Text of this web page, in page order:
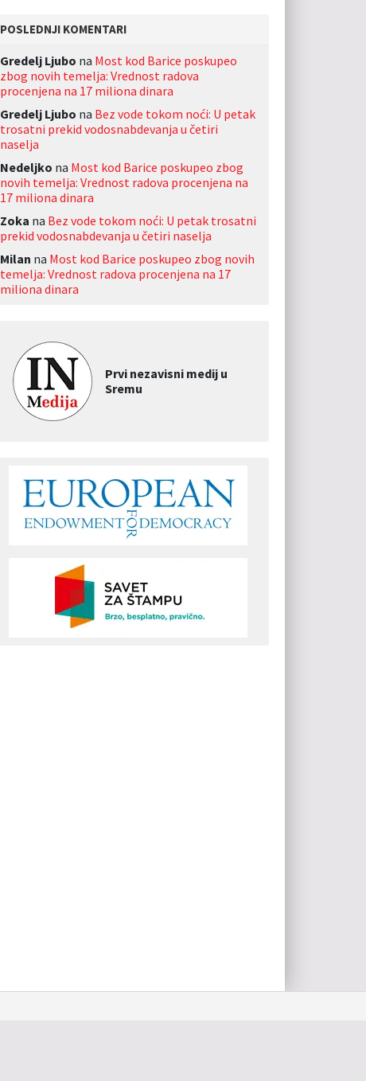
POSLEDNJI KOMENTARI
Gredelj Ljubo na Most kod Barice poskupeo
zbog novih temelja: Vrednost radova
procenjena na 17 miliona dinara
Gredelj Ljubo na Bez vode tokom noći: U petak
trosatni prekid vodosnabdevanja u četiri
naselja
Nedeljko na Most kod Barice poskupeo zbog
novih temelja: Vrednost radova procenjena na
17 miliona dinara
Zoka na Bez vode tokom noći: U petak trosatni
prekid vodosnabdevanja u četiri naselja
Milan na Most kod Barice poskupeo zbog novih
temelja: Vrednost radova procenjena na 17
miliona dinara
Prvi nezavisni medij u
Sremu